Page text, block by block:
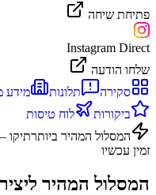
פתיחת שיחה
Instagram Direct
שלחו הודעה
סקירה
תלונות מידע
ביקורות
לוח טיסות
המסלול המהיר ביותרתיקו
זמין עכשיו
המסלול המהיר